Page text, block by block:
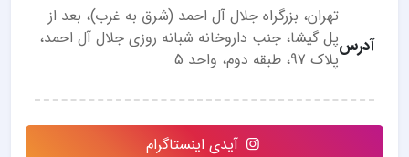
آدرس
تهران، بزرگراه جلال آل احمد (شرق به غرب)، بعد از
پل گیشا، جنب داروخانه شبانه روزی جلال آل احمد،
پلاک 97، طبقه دوم، واحد 5
آیدی اینستاگرام